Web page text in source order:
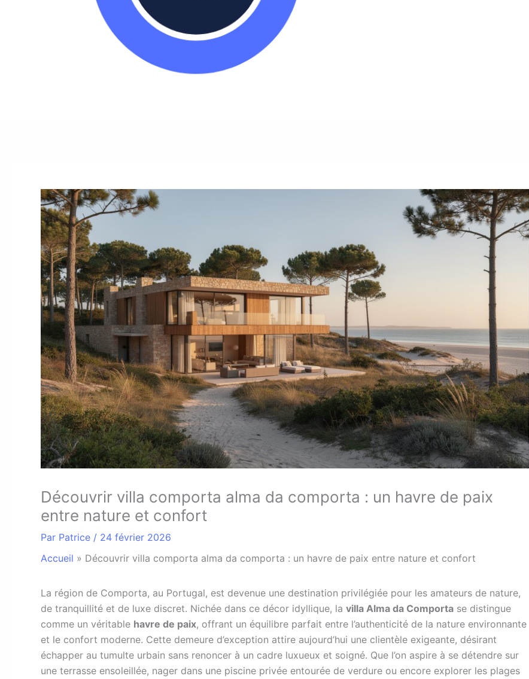
Découvrir villa comporta alma da comporta : un havre de paix
entre nature et confort
Par Patrice / 24 février 2026
Accueil » Découvrir villa comporta alma da comporta : un havre de paix entre nature et confort
La région de Comporta, au Portugal, est devenue une destination privilégiée pour les amateurs de nature,
de tranquillité et de luxe discret. Nichée dans ce décor idyllique, la villa Alma da Comporta se distingue
comme un véritable havre de paix, offrant un équilibre parfait entre l’authenticité de la nature environnante
et le confort moderne. Cette demeure d’exception attire aujourd’hui une clientèle exigeante, désirant
échapper au tumulte urbain sans renoncer à un cadre luxueux et soigné. Que l’on aspire à se détendre sur
une terrasse ensoleillée, nager dans une piscine privée entourée de verdure ou encore explorer les plages